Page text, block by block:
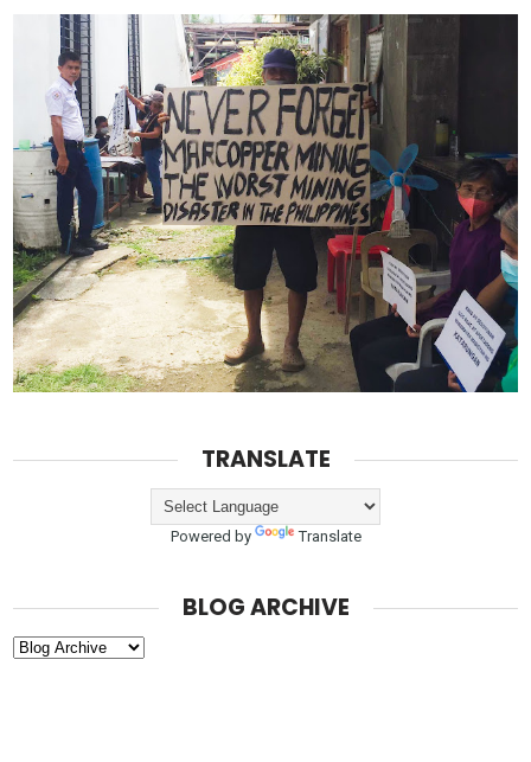
TRANSLATE
Powered by Translate
BLOG ARCHIVE